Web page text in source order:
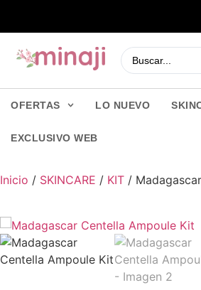
OFERTAS LO NUEVO
EXCLUSIVO WEB
Inicio / SKINCARE / KIT /